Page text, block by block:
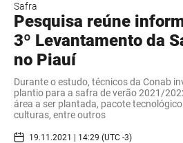
Safra
Pesquisa reúne
3º Levantamento da
no Piauí
Durante o estudo, técnicos da Conab
plantio para a safra de verão 2021/
área a ser plantada, pacote
culturas, entre outros
19.11.2021 | 14:29 (UTC -3)